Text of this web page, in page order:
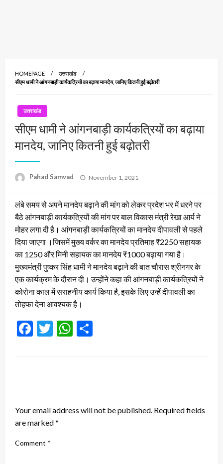
HOMEPAGE
उत्तराखंड
सीएम धामी ने आंगनबाड़ी कार्यकत्रियों का बढ़ाया मानदेय, जानिए कितनी हुई बढ़ोतरी
उत्तराखंड
सीएम धामी ने आंगनबाड़ी कार्यकत्रियों का बढ़ाया
मानदेय, जानिए कितनी हुई बढ़ोतरी
Pahad Samvad
Posted
November 1, 2021
लंबे समय से अपने मानदेय बढ़ाने की मांग को लेकर प्रदेश भर में धरने पर
बैठे आंगनबाड़ी कार्यकत्रियों की मांग पर बाल विकास मंत्री रेखा आर्य ने
मोहर लगा दी है। आंगनबाड़ी कार्यकत्रियों का मानदेय दीपावली से पहले
दिया जाएगा ।जिसमें मुख्य वर्कर का मानदेय प्रतिमाह ₹2250 सहायक
का 1250 और मिनी सहायक का मानदेय ₹1000 बढ़ाया गया है।
मुख्यमंत्री पुष्कर सिंह धामी ने मानदेय बढ़ाने की बात चौरास श्रीनगर के
एक कार्यक्रम के दौरान दी। उन्होंने कहा की आंगनबाड़ी कार्यकत्रियों ने
कोरोना काल में सराहनीय कार्य किया है, इसके लिए उन्हें दीपावली का
तोहफा देना आवश्यक है।
Facebook
TwitterWhatsApp
Your email address will not be published. Required fields
are marked*
Comment *